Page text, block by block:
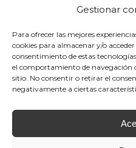
Gestionar
Para ofrecer las mejores
cookies para almacenar y/o
consentimiento de estas
el comportamiento de navegación
sitio. No consentir o retirar el
negativamente a ciertas